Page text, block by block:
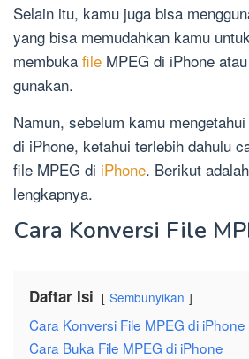
Selain itu, kamu juga bisa
yang bisa memudahkan kamu
membuka file MPEG di iPhone
gunakan.
Namun, sebelum kamu
di iPhone, ketahui terlebih dahulu
file MPEG di iPhone. Berikut
lengkapnya.
Cara Konversi File
Daftar Isi Sembunyikan
Cara Konversi File MPEG di iPhone
Cara Buka File MPEG di iPhone